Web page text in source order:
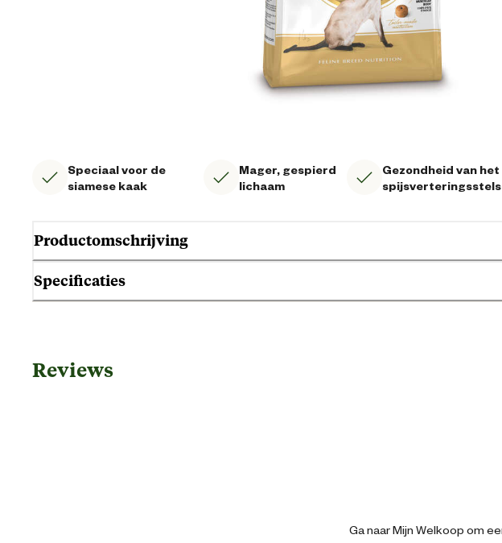
Speciaal voor de
siamese kaak
Mager, gespierd
lichaam
Gezondheid van het
Productomschrijving
Specificaties
Reviews
Ga naar Mijn Welkoop om